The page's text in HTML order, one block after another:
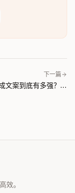
下一篇
文案到底有多强？从
效。